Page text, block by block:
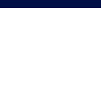
r